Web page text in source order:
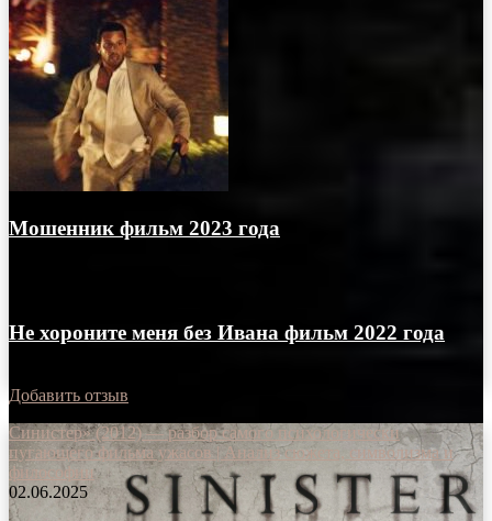
Мошенник фильм 2023 года
Не хороните меня без Ивана фильм 2022 года
Добавить отзыв
Синистер» (2012) — разбор самого психологически
пугающего фильма ужасов | Анализ сюжета, символизма и
философии
02.06.2025